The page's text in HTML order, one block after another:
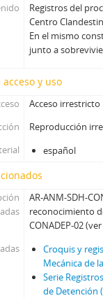
Registros del
Centro
En el mismo
junto a
y uso
Acceso irrestricto
Reproducción
español
AR-ANM-SDH-
reconocimiento
CONADEP-02
Croquis y
Mecánica de
Serie
de Detención